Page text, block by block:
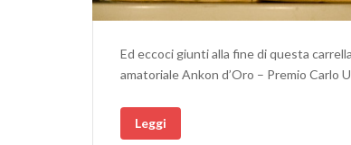
Ed eccoci giunti alla fine di questa
amatoriale Ankon d’Oro – Premio Carlo
Leggi